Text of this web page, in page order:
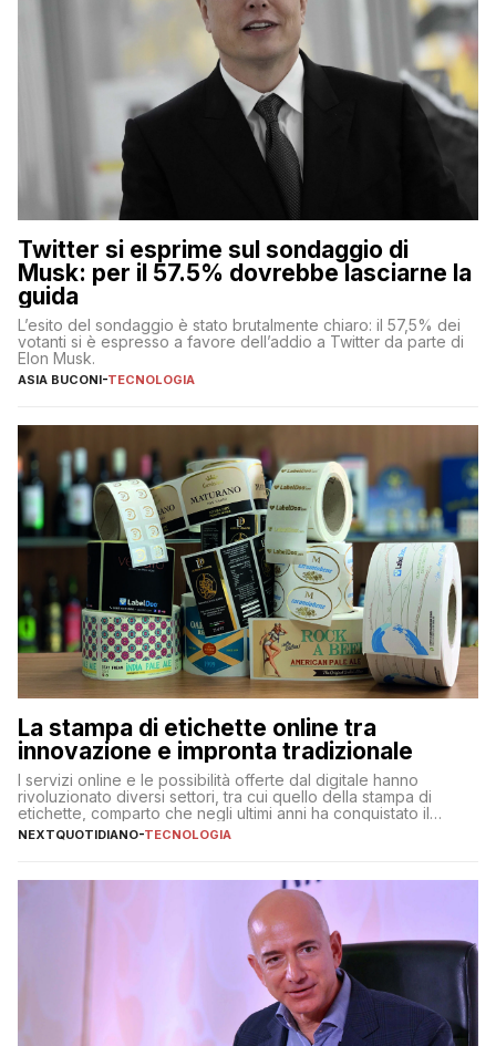
Twitter si esprime sul sondaggio di
Musk: per il 57.5% dovrebbe lasciarne la
guida
L’esito del sondaggio è stato brutalmente chiaro: il 57,5% dei
votanti si è espresso a favore dell’addio a Twitter da parte di
Elon Musk.
ASIA BUCONI-TECNOLOGIA
La stampa di etichette online tra
innovazione e impronta tradizionale
I servizi online e le possibilità offerte dal digitale hanno
rivoluzionato diversi settori, tra cui quello della stampa di
etichette, comparto che negli ultimi anni ha conquistato il
mercato quasi come un mondo a sé, indipendentemente dagli
altri prodotti stampati. Sono diverse, infatti, le aziende
proposte e […]
NEXTQUOTIDIANO-TECNOLOGIA